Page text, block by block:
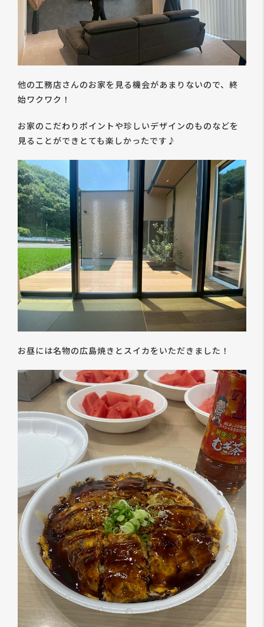
他の工務店さんのお家を見る機会があまりないので、終
始ワクワク！
お家のこだわりポイントや珍しいデザインのものなどを
見ることができとても楽しかったです♪
お昼には名物の広島焼きとスイカをいただきました！